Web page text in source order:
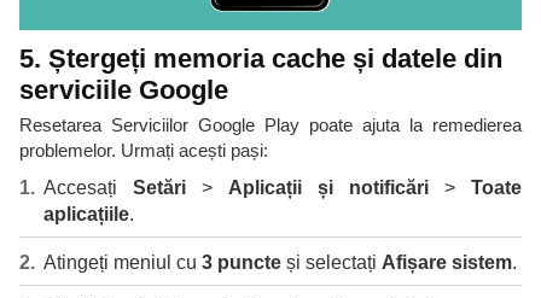
5. Ștergeți memoria cache și datele din
serviciile Google
Resetarea Serviciilor Google Play poate ajuta la remedierea
problemelor. Urmați acești pași:
Accesați Setări > Aplicații și notificări > Toate
aplicațiile.
Atingeți meniul cu 3 puncte și selectați Afișare sistem.